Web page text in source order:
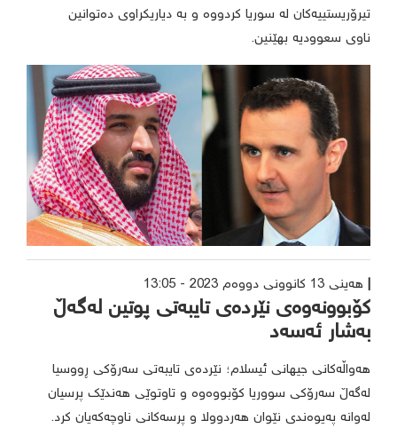
تیرۆریستییەکان لە سوریا کردووە و بە دیاریکراوی دەتوانین
ناوی سعوودیە بهێنین.
هەینی 13 کانوونی دووەم 2023 - 13:05
کۆبوونەوەی نێردەی تایبەتی پوتین لەگەڵ
بەشار ئەسەد
هەواڵەکانی جیهانی ئیسلام؛ نێردەی تایبەتی سەرۆکی ڕووسیا
لەگەڵ سەرۆکی سووریا کۆبووەوە و تاوتوێی هەندێک پرسیان
لەوانە پەیوەندی نێوان هەردوولا و پرسەکانی ناوچەکەیان کرد.